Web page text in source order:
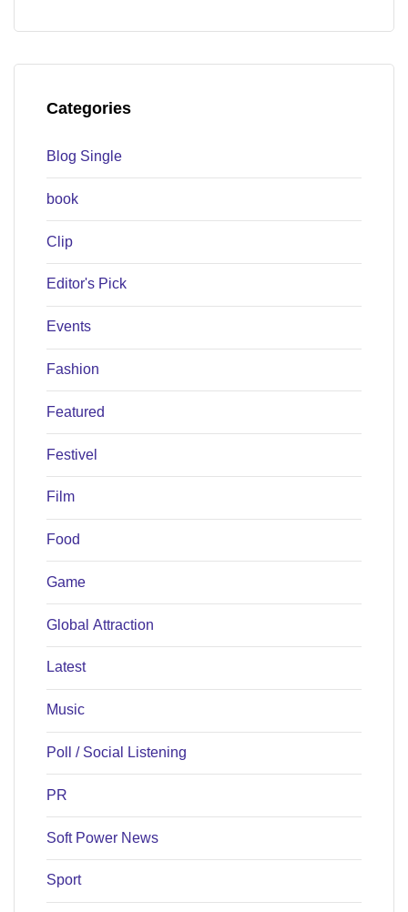
Categories
Blog Single
book
Clip
Editor's Pick
Events
Fashion
Featured
Festivel
Film
Food
Game
Global Attraction
Latest
Music
Poll / Social Listening
PR
Soft Power News
Sport